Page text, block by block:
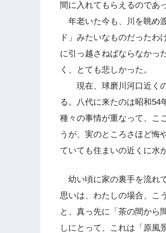
間に入れてもらえるのであ
年老いた今も、川を眺め
ド」みたいなものだった
に引っ越さねばならなかっ
く、とても悲しかった。
現在、球磨川河口近くの
る。八代に来たのは昭和54
種々の事情が重なって、こ
うが、実のところさほど悔
ていても住まいの近くに水
幼い頃に家の裏手を流れ
思いは、わたしの場合、こ
と、真っ先に「茶の間から
しにとって、これは「原風